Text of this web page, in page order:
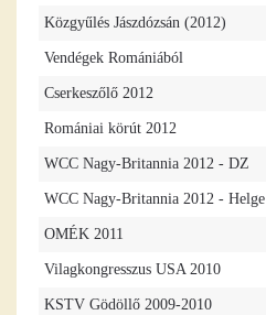
Közgyűlés Jászdózsán (2012)
Vendégek Romániából
Cserkeszőlő 2012
Romániai körút 2012
WCC Nagy-Britannia 2012 - DZ
WCC Nagy-Britannia 2012 - Helge
OMÉK 2011
Vilagkongresszus USA 2010
KSTV Gödöllő 2009-2010